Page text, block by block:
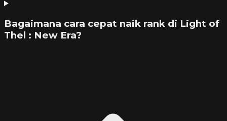
Bagaimana cara cepat naik rank di Light of
Thel : New Era?